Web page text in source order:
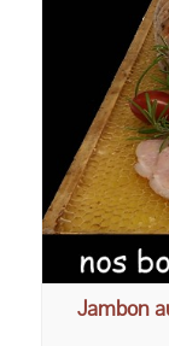
Jambon